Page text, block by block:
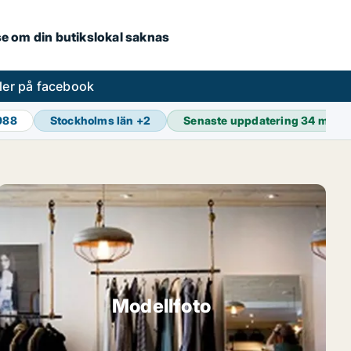
om din butikslokal saknas
på facebook
Stockholms län +2 Senaste uppdatering34 min
Modellfoto